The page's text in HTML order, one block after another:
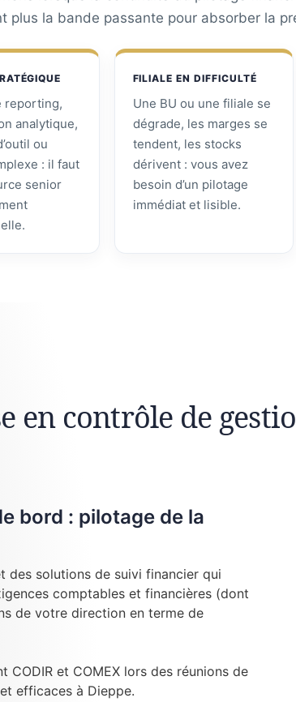
plus la bande passante pour absorber la
reporting,
analytique,
ou
: il faut
senior
FILIALE EN DIFFICULTÉ
Une BU ou une filiale se
dégrade, les marges se
tendent, les stocks
dérivent : vous avez
besoin d’un pilotage
immédiat et lisible.
en contrôle de
bord : pilotage de la
des solutions de suivi financier qui
comptables et financières (dont
de votre direction en terme de
CODIR et COMEX lors des réunions de
efficaces à Dieppe.